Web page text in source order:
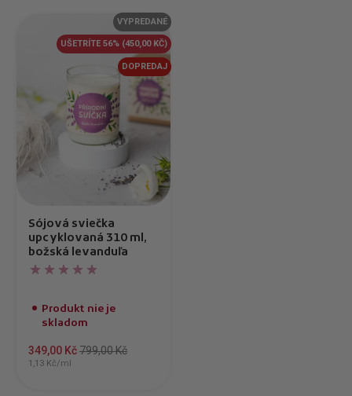
Sójová sviečka
upcyklovaná 310 ml,
božská levanduľa
Produkt nie je
skladom
349,00 Kč799,00 Kč
1,13 Kč/ml
VYPREDANÉ
UŠETRÍTE 56% (450,00 KČ)
DOPREDAJ